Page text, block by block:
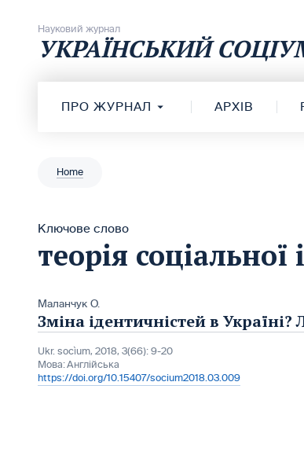
Науковий журнал
УКРАЇНСЬКИЙ
ПРО ЖУРНАЛ АРХІВ
Home
Ключове слово
теорія соціальної
Маланчук О.
Зміна ідентичністей в Україні?
Ukr. socìum, 2018, 3(66): 9-20
Мова:Англійська
https://doi.org/10.15407/socium2018.03.009